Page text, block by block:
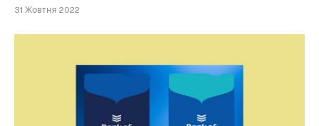
31 Жовтня 2022